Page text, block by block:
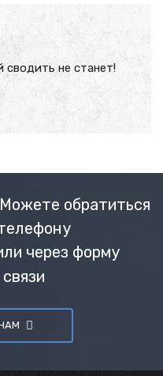
не станет!
обратиться
через форму